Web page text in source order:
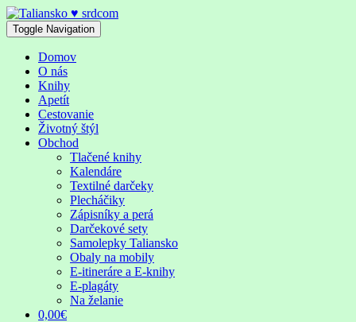
Skip
to
content
Toggle Navigation
Domov
O nás
Knihy
Apetít
Cestovanie
Životný štýl
Obchod
Tlačené knihy
Kalendáre
Textilné darčeky
Plecháčiky
Zápisníky a perá
Darčekové sety
Samolepky Taliansko
Obaly na mobily
E-itineráre a E-knihy
E-plagáty
Na želanie
0,00€